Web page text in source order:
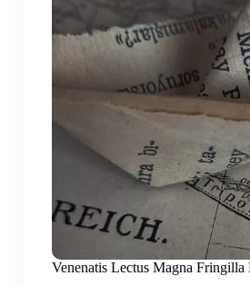
Venenatis Lectus Magna Fringilla